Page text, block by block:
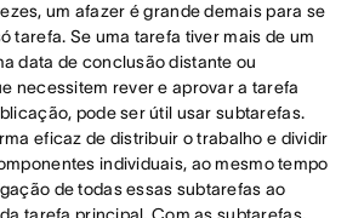
um afazer é grande demais para se
tarefa. Se uma tarefa tiver mais de um
data de conclusão distante ou
necessitem rever e aprovar a tarefa
pode ser útil usar subtarefas.
eficaz de distribuir o trabalho e dividir
individuais, ao mesmo tempo
de todas essas subtarefas ao